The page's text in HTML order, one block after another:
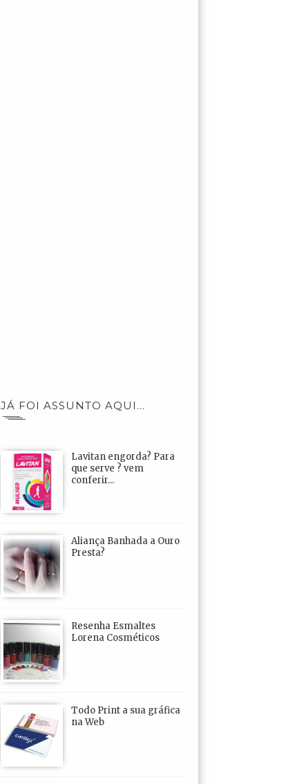
JÁ FOI ASSUNTO AQUI...
Lavitan engorda? Para
que serve ? vem
conferir...
Aliança Banhada a Ouro
Presta?
Resenha Esmaltes
Lorena Cosméticos
Todo Print a sua gráfica
na Web